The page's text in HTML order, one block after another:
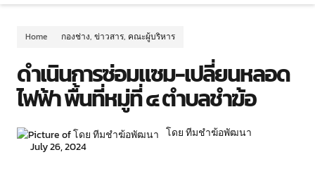
Home กองช่าง, ข่าวสาร, คณะผู้บริหาร
ดำเนินการซ่อมแซม-เปลี่ยนหลอด
ไฟฟ้า พื้นที่หมู่ที่ ๔ ตำบลชำฆ้อ
โดย ทีมชำฆ้อพัฒนา
July 26, 2024